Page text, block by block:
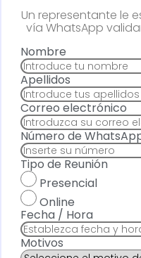
Un representante le
vía WhatsApp
Nombre
Apellidos
Correo electrónico
Número de
Tipo de Reunión
Presencial
Online
Fecha / Hora
Motivos